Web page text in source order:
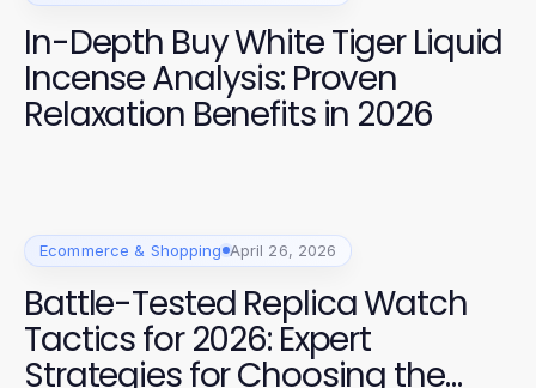
In-Depth Buy White Tiger Liquid
Incense Analysis: Proven
Relaxation Benefits in 2026
Ecommerce & Shopping April 26, 2026
Battle-Tested Replica Watch
Tactics for 2026: Expert
Strategies for Choosing the